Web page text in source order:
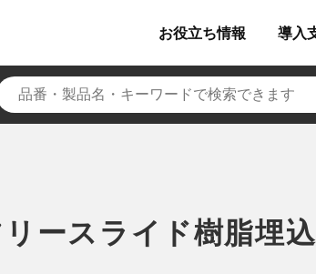
お役立ち情報 導入
ースライド樹脂埋込